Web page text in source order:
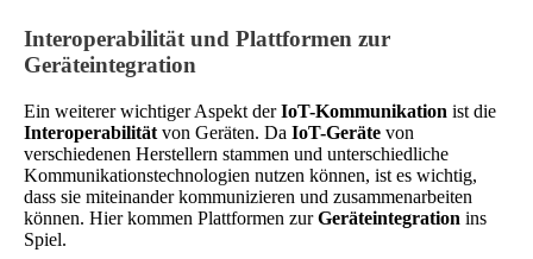
Interoperabilität und Plattformen zur
Geräteintegration
Ein weiterer wichtiger Aspekt derIoT-Kommunikation ist die
Interoperabilität von Geräten. Da IoT-Geräte von
verschiedenen Herstellern stammen und unterschiedliche
Kommunikationstechnologien nutzen können, ist es wichtig,
dass sie miteinander kommunizieren und zusammenarbeiten
können. Hier kommen Plattformen zurGeräteintegration ins
Spiel.